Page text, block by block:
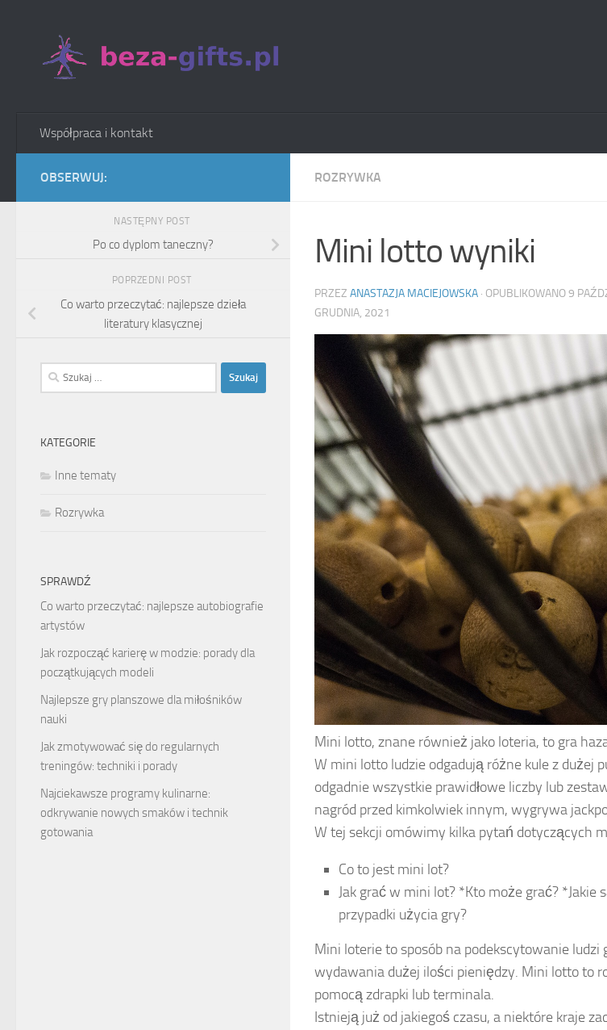
Współpraca i kontakt
ROZRYWKA
Mini lotto wyniki
PRZEZ ANASTAZJA MACIEJOWSKA · OPUBLIKOWANO9
GRUDNIA, 2021
Mini lotto, znane również jako loteria, to gra
W mini lotto ludzie odgadują różne kule z dużej
odgadnie wszystkie prawidłowe liczby lub
nagród przed kimkolwiek innym, wygrywa
W tej sekcji omówimy kilka pytań dotyczących
Co to jest mini lot?
Jak grać w mini lot? *Kto może grać? *Jakie
przypadki użycia gry?
Mini loterie to sposób na podekscytowanie
wydawania dużej ilości pieniędzy. Mini lotto to
pomocą zdrapki lub terminala.
Istnieją już od jakiegoś czasu, a niektóre kraje
OBSERWUJ:
NASTĘPNY POST
Po co dyplom taneczny?
POPRZEDNI POST
Co warto przeczytać: najlepsze dzieła
literatury klasycznej
Szukaj:
KATEGORIE
Inne tematy
Rozrywka
SPRAWDŹ
Co warto przeczytać: najlepsze autobiografie
artystów
Jak rozpocząć karierę w modzie: porady dla
początkujących modeli
Najlepsze gry planszowe dla miłośników
nauki
Jak zmotywować się do regularnych
treningów: techniki i porady
Najciekawsze programy kulinarne:
odkrywanie nowych smaków i technik
gotowania